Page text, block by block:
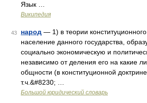
Язык …
Википедия
43 народ — 1) в теории
население данного государства,
социально экономическую и
независимо от деления его на какие
общности (в конституционной
т.ч.&#8230; …
Большой юридический словарь